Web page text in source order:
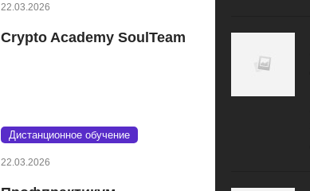
22.03.2026
Crypto Academy SoulTeam
Дистанционное обучение
22.03.2026